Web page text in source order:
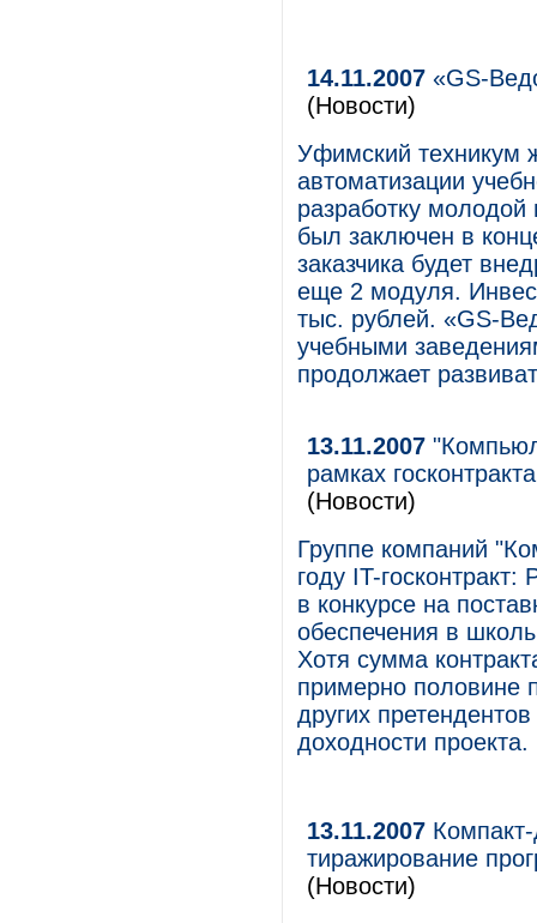
14.11.2007 «GS-
(Новости)
Уфимский техникум
автоматизации
разработку
был заключен в
заказчика будет
еще 2 модуля.
тыс. рублей. «GS-
учебными
продолжает
13.11.2007
рамках
(Новости)
Группе компаний
году IT-
в конкурсе на
обеспечения в
Хотя сумма
примерно половине
других
доходности проекта.
13.11.2007
тиражирование
(Новости)